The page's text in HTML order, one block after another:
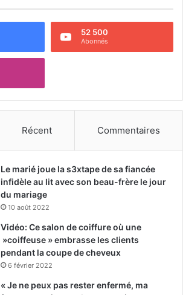
52 500
Abonnés
Récent Commentaires
Le marié joue la s3xtape de sa fiancée
infidèle au lit avec son beau-frère le jour
du mariage
10 août 2022
Vidéo: Ce salon de coiffure où une
»coiffeuse » embrasse les clients
pendant la coupe de cheveux
6 février 2022
« Je ne peux pas rester enfermé, ma